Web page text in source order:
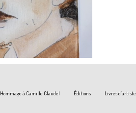
Hommage à Camille Claudel Éditions Livres d’artiste